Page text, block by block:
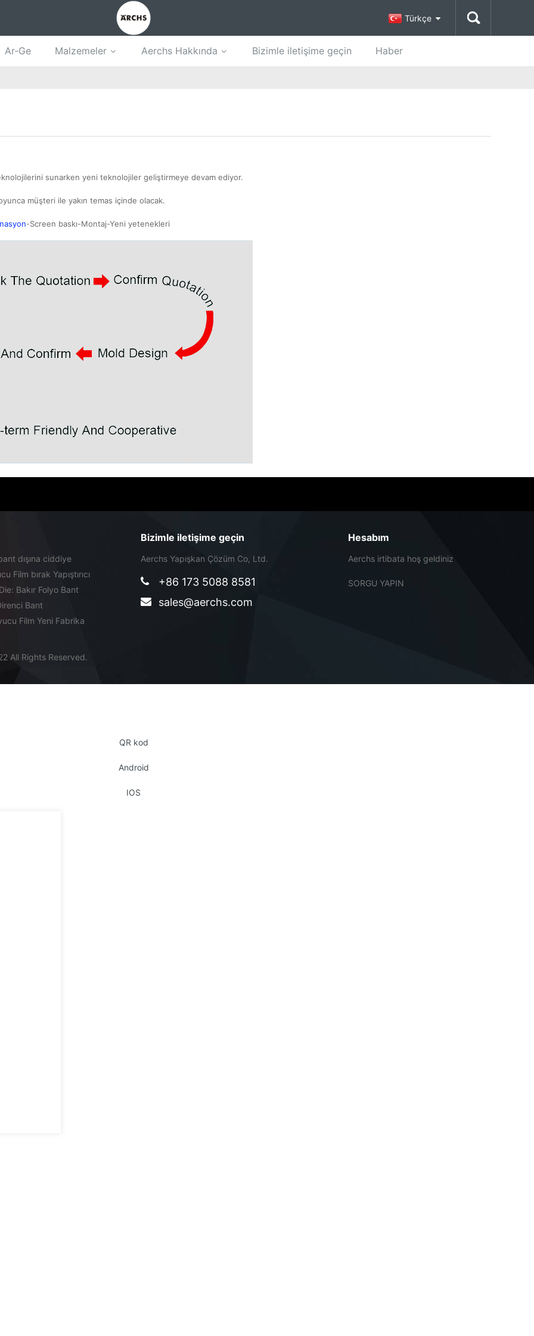
Türkçe
Ar-Ge Malzemeler Aerchs Hakkında Bizimle iletişime geçin Haber
sunarken yeni teknolojiler geliştirmeye devam ediyor.
müşteri ile yakın temas içinde olacak.
-Screen baskı-Montaj-Yeni yetenekleri
dışına ciddiye
Film bırak Yapıştırıcı
Bakır Folyo Bant
Bant
Film Yeni Fabrika
Bizimle iletişime geçin
Aerchs Yapışkan Çözüm Co, Ltd.
+86 173 5088 8581
sales@aerchs.com
Hesabım
Aerchs irtibata hoş geldiniz
SORGU YAPIN
All Rights Reserved.
QR kod
Android
IOS